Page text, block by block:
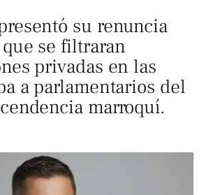
su renuncia
se filtraran
privadas en las
a parlamentarios del
marroquí.